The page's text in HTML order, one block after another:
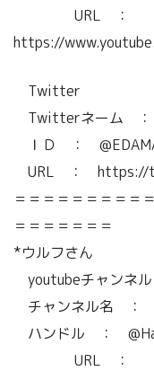
URL ：
https://
Twitter
Twitterネーム ：
ＩＤ ：
URL ： https://
＝＝＝＝＝＝＝＝＝
＝＝＝＝＝＝＝
*ウルフさん
youtubeチャンネル
チャンネル名 ：
ハンドル ：
URL ：